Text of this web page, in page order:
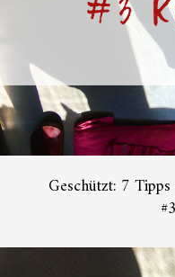
Geschützt: 7